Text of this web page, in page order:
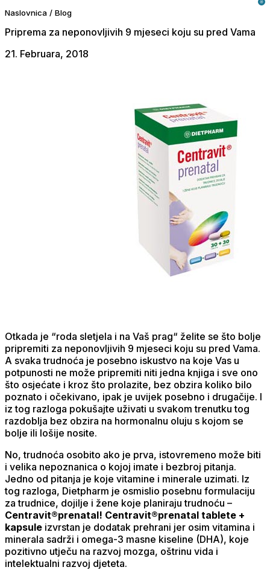
Naslovnica / Blog
Priprema za neponovljivih 9 mjeseci koju su pred Vama
21. Februara, 2018
Otkada je “roda sletjela i na Vaš prag“ želite se što bolje
pripremiti za neponovljivih 9 mjeseci koju su pred Vama.
A svaka trudnoća je posebno iskustvo na koje Vas u
potpunosti ne može pripremiti niti jedna knjiga i sve ono
što osjećate i kroz što prolazite, bez obzira koliko bilo
poznato i očekivano, ipak je uvijek posebno i drugačije. I
iz tog razloga pokušajte uživati u svakom trenutku tog
razdoblja bez obzira na hormonalnu oluju s kojom se
bolje ili lošije nosite.
No, trudnoća osobito ako je prva, istovremeno može biti
i velika nepoznanica o kojoj imate i bezbroj pitanja.
Jedno od pitanja je koje vitamine i minerale uzimati. Iz
tog razloga, Dietpharm je osmislio posebnu formulaciju
za trudnice, dojilje i žene koje planiraju trudnoću –
Centravit®prenatal! Centravit®prenatal tablete +
kapsule izvrstan je dodatak prehrani jer osim vitamina i
minerala sadrži i omega-3 masne kiseline (DHA), koje
pozitivno utječu na razvoj mozga, oštrinu vida i
intelektualni razvoj djeteta.